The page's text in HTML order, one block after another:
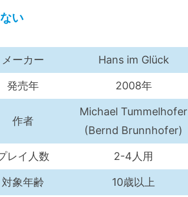
い
メーカー Hans im Glück
発売年 2008年
作者
Michael Tummelhofer
(Bernd Brunnhofer)
レイ人数 2-4人用
対象年齢 10歳以上